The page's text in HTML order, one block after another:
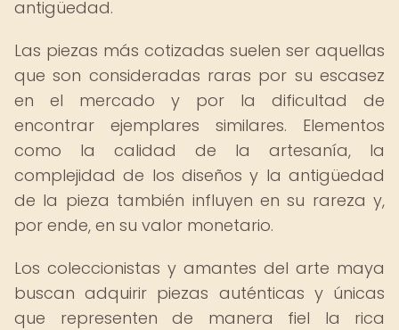
antigüedad.
Las piezas más cotizadas suelen ser aquellas
que son consideradas raras por su escasez
en el mercado y por la dificultad de
encontrar ejemplares similares. Elementos
como la calidad de la artesanía, la
complejidad de los diseños y la antigüedad
de la pieza también influyen en su rareza y,
por ende, en su valor monetario.
Los coleccionistas y amantes del arte maya
buscan adquirir piezas auténticas y únicas
que representen de manera fiel la rica